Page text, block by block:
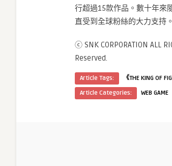
行超過15款作品。數十年來
直受到全球粉絲的大力支持。
ⓒ SNK CORPORATION ALL
Reserved.
Article Tags:
《THE KING OF
Article Categories:
WEB GAME